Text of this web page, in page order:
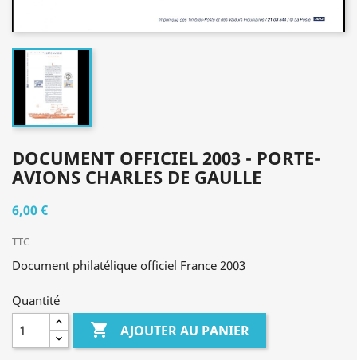
DOCUMENT OFFICIEL 2003 - PORTE-
AVIONS CHARLES DE GAULLE
6,00 €
TTC
Document philatélique officiel France 2003
Quantité
 AJOUTER AU PANIER